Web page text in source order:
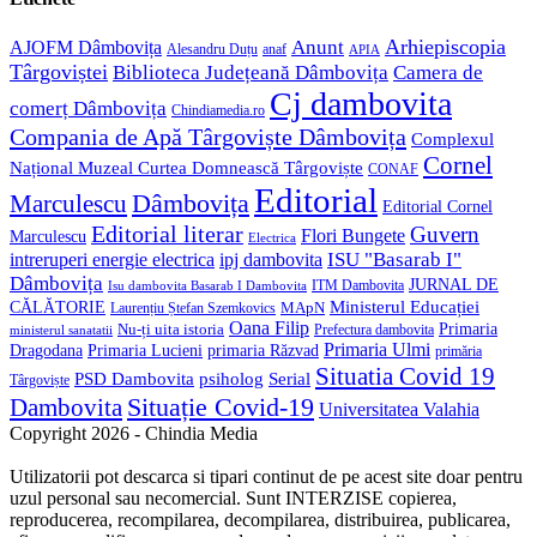
AJOFM Dâmbovița Alesandru Duțu anaf Anunt APIA Arhiepiscopia
Târgoviștei Biblioteca Județeană Dâmbovița Camera de
comerț Dâmbovița Chindiamedia.ro Cj dambovita
Compania de Apă Târgoviște Dâmbovița Complexul
Național Muzeal Curtea Domnească Târgoviște CONAF Cornel
Marculescu DâmbovițaEditorial Editorial Cornel
Marculescu Editorial literar Electrica Flori Bungete Guvern
intreruperi energie electrica ipj dambovita ISU "Basarab I"
Dâmbovița Isu dambovita Basarab I Dambovita ITM Dambovita JURNAL DE
CĂLĂTORIE Laurențiu Ștefan Szemkovics MApN Ministerul Educației
ministerul sanatatii Nu-ți uita istoria Oana Filip Prefectura dambovita Primaria
Dragodana Primaria Lucieni primaria Răzvad Primaria Ulmi primăria
Târgoviște PSD Dambovita psiholog Serial Situatia Covid 19
Dambovita Situație Covid-19 Universitatea Valahia
Copyright 2026 - Chindia Media
Utilizatorii pot descarca si tipari continut de pe acest site doar pentru
uzul personal sau necomercial. Sunt INTERZISE copierea,
reproducerea, recompilarea, decompilarea, distribuirea, publicarea,